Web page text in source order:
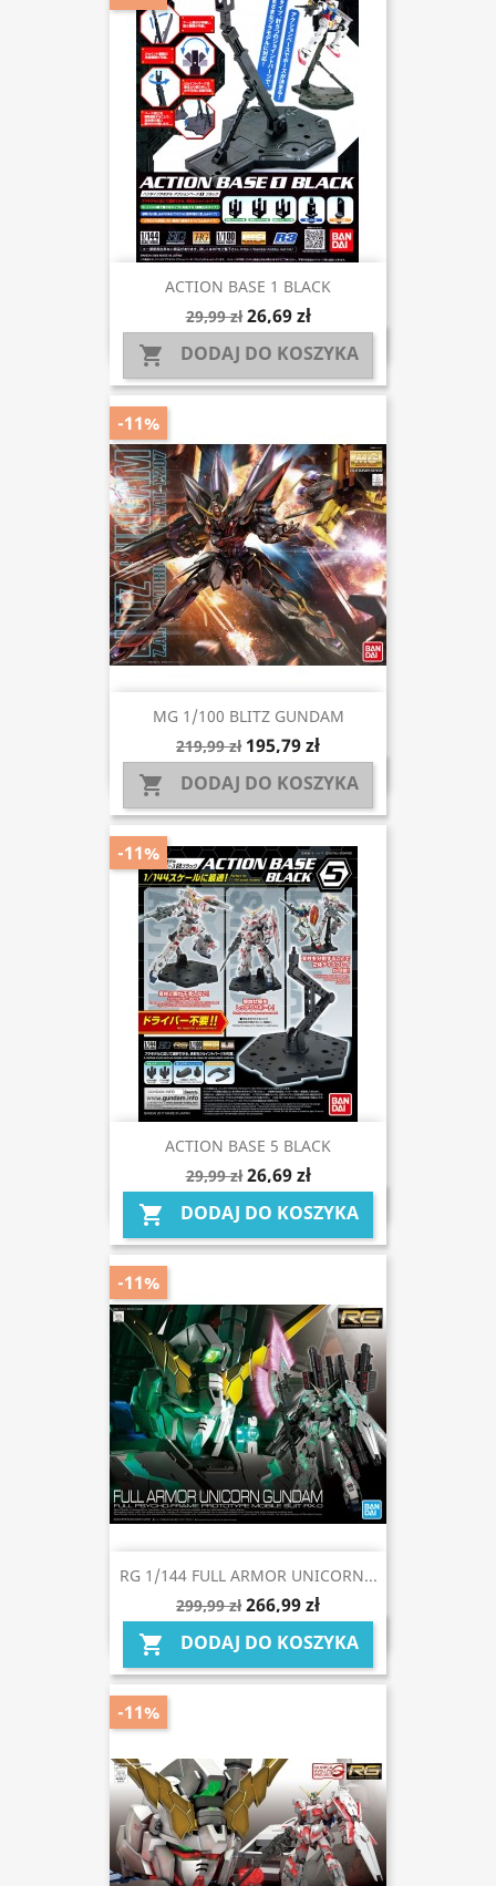
ACTION BASE 1 BLACK
29,99 zł 26,69 zł
 DODAJ DO KOSZYKA
MG 1/100 BLITZ GUNDAM
219,99 zł 195,79 zł
 DODAJ DO KOSZYKA
-11%
ACTION BASE 5 BLACK
29,99 zł 26,69 zł
 DODAJ DO KOSZYKA
-11%
RG 1/144 FULL ARMOR UNICORN...
299,99 zł 266,99 zł
 DODAJ DO KOSZYKA
-11%
-11%